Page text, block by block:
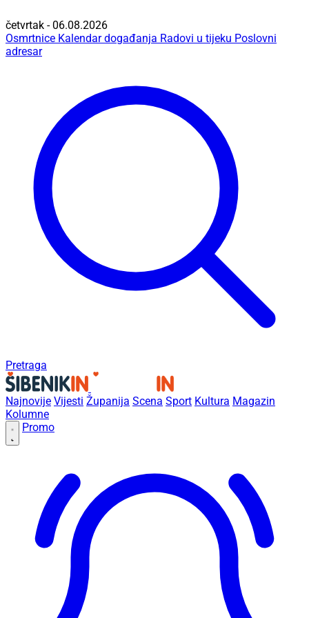
četvrtak - 06.08.2026
Osmrtnice Kalendar događanja Radovi u tijeku Poslovni
adresar
Pretraga
Najnovije Vijesti Županija Scena Sport Kultura Magazin
Kolumne
Promo